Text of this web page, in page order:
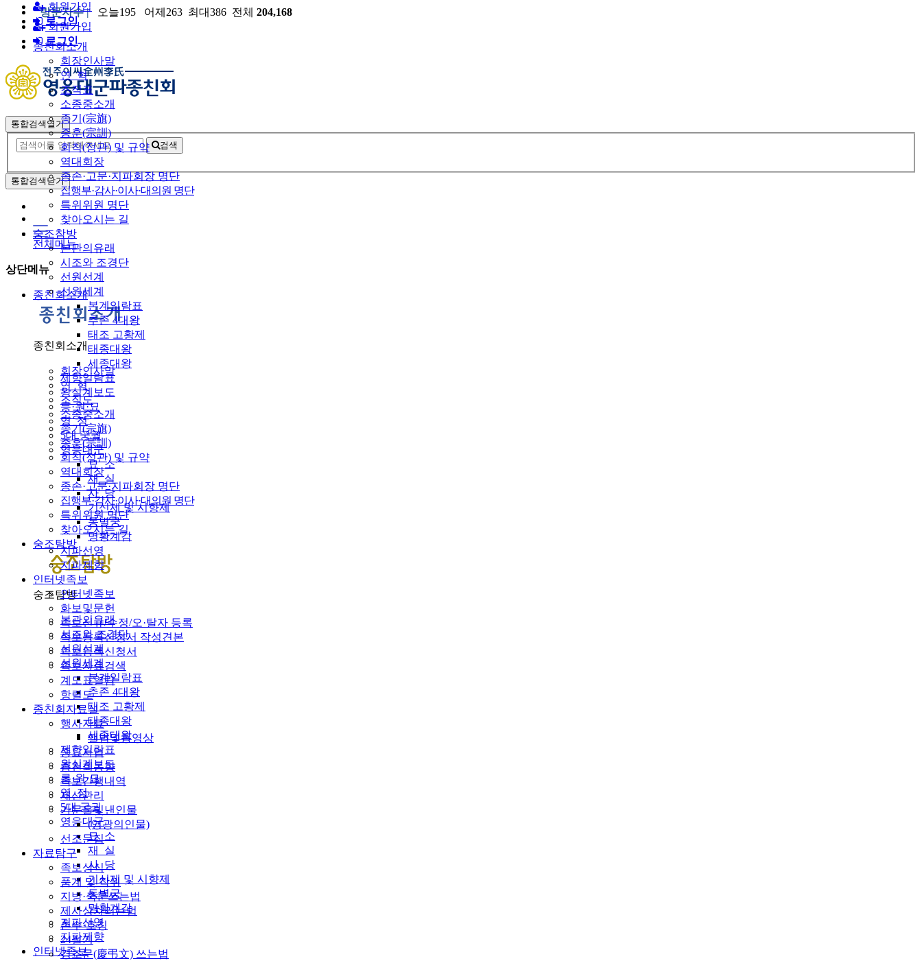
방문자수 |오늘195 어제263 최대386 전체 204,168
회원가입
로그인
통합검색열기
검색
통합검색닫기
전체메뉴
상단메뉴
종친회소개
종친회소개
회장인사말
연 혁
조직도
소종중소개
종기(宗旗)
종훈(宗訓)
회칙(정관) 및 규약
역대회장
종손·고문·지파회장 명단
집행부·감사·이사·대의원 명단
특위위원 명단
찾아오시는 길
숭조탐방
숭조탐방
본관의유래
시조와 조경단
선원선계
선원세계
본계일람표
추존 4대왕
태조 고황제
태종대왕
세종대왕
제향일람표
왕실계보도
릉·원·묘
영 정
5대 궁궐
영응대군
묘 소
재 실
사 당
기신제 및 시향제
동별궁
명황계감
지파선영
지파제향
인터넷족보
회원가입
로그인
종친회소개
회장인사말
연 혁
조직표
소종중소개
종기(宗旗)
종훈(宗訓)
회칙(정관) 및 규약
역대회장
종손·고문·지파회장 명단
집행부·감사·이사·대의원 명단
특위위원 명단
찾아오시는 길
숭조참방
본관의유래
시조와 조경단
선원선계
선원세계
본계일람표
추존 4대왕
태조 고황제
태종대왕
세종대왕
제향일람표
왕실계보도
릉·원·묘
영 정
5대 궁궐
영응대군
묘 소
재 실
사 당
기신제 및 시향제
동별궁
명황계감
지파선영
지파제향
인터넷족보
인터넷족보
화보및문헌
족보신규/수정/오·탈자 등록
족보등록신청서 작성견본
족보등록신청서
족보자료검색
계도표열람
항렬도
종친회자료실
행사자료
앨범및동영상
중요사업
종친회동향
족보간행내역
재산관리
가문을빛낸인물
(영광의인물)
선조문집
자료탐구
족보상식
품계 및 작위
지방·축문쓰는법
제사상차리는법
촌수·호칭
24절기
경조문(慶弔文) 쓰는법